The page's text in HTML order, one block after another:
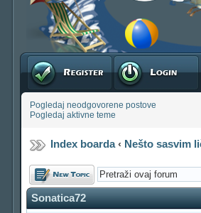
Registruj se Prijavite se
Pogledaj neodgovorene postove
Pogledaj aktivne teme
Index boarda‹ Nešto sasvim
Počni novu temu
Sonatica72